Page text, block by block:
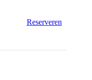
Reserveren